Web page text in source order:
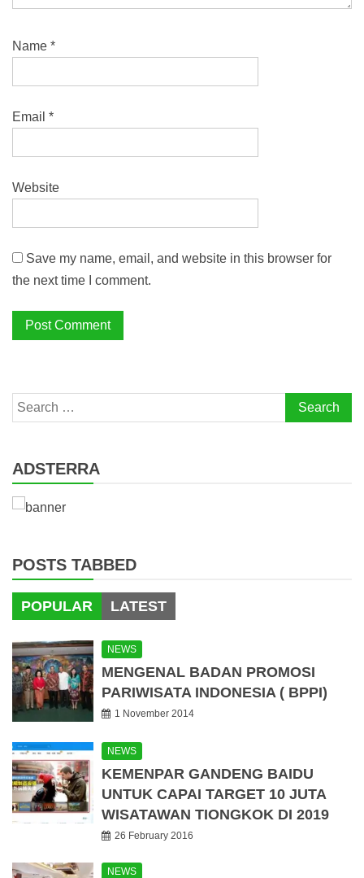
Name *
Email *
Website
Save my name, email, and website in this browser for
the next time I comment.
Search
for:
ADSTERRA
POSTS TABBED
POPULAR LATEST
NEWS
MENGENAL BADAN PROMOSI
PARIWISATA INDONESIA ( BPPI)
1 November 2014
NEWS
KEMENPAR GANDENG BAIDU
UNTUK CAPAI TARGET 10 JUTA
WISATAWAN TIONGKOK DI 2019
26 February 2016
NEWS